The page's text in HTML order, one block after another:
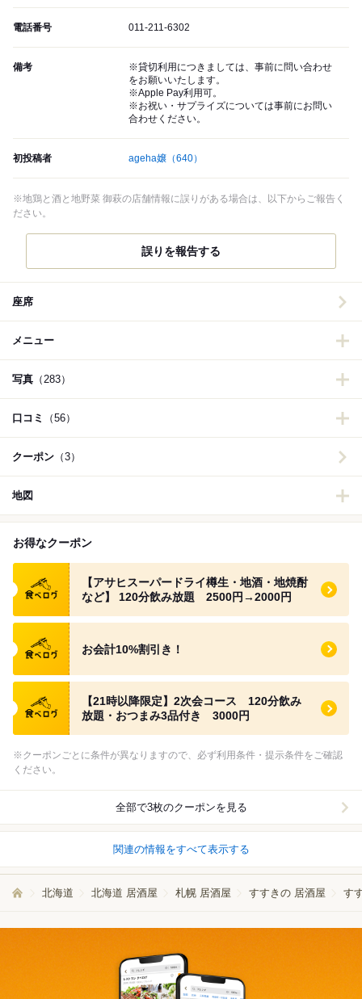
電話番号 011-211-6302
備考
※貸切利用につきましては、事前に問い合わせ
をお願いいたします。
※Apple Pay利用可。
※お祝い・サプライズについては事前にお問い
合わせください。
初投稿者 ageha嬢 （640）
※地鶏と酒と地野菜 御萩の店舗情報に誤りがある場合は、以下からご報告く
ださい。
誤りを報告する
座席
メニュー
写真 （283）
口コミ （56）
クーポン （3）
地図
お得なクーポン
食べログ クーポン
【アサヒスーパードライ樽生・地酒・地焼酎
など】 120分飲み放題 2500円→2000円
食べログ クーポン
お会計10%割引き！
食べログ クーポン
【21時以降限定】2次会コース 120分飲み
放題・おつまみ3品付き 3000円
※クーポンごとに条件が異なりますので、必ず利用条件・提示条件をご確認
ください。
全部で3枚のクーポンを見る
関連の情報をすべて表示する
北海道 北海道 居酒屋 札幌 居酒屋 すすきの 居酒屋 す